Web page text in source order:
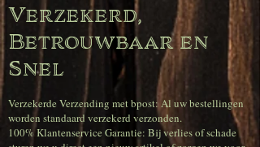
Verzekerd,
Betrouwbaar en
Snel
Verzekerde Verzending met bpost: Al uw bestellingen
worden standaard verzekerd verzonden.
100% Klantenservice Garantie: Bij verlies of schade